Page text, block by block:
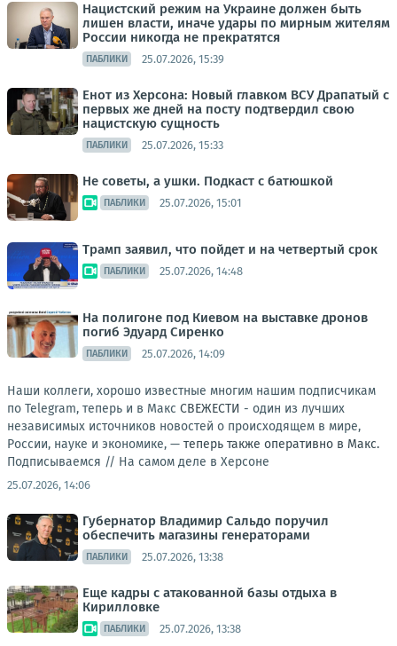
Нацистский режим на Украине должен быть
лишен власти, иначе удары по мирным жителям
России никогда не прекратятся
ПАБЛИКИ 25.07.2026, 15:39
Енот из Херсона: Новый главком ВСУ Драпатый с
первых же дней на посту подтвердил свою
нацистскую сущность
ПАБЛИКИ 25.07.2026, 15:33
Не советы, а ушки. Подкаст с батюшкой
ПАБЛИКИ 25.07.2026, 15:01
Трамп заявил, что пойдет и на четвертый срок
ПАБЛИКИ 25.07.2026, 14:48
На полигоне под Киевом на выставке дронов
погиб Эдуард Сиренко
ПАБЛИКИ 25.07.2026, 14:09
Наши коллеги, хорошо известные многим нашим подписчикам
по Telegram, теперь и в Maкс СВЕЖЕСТИ - один из лучших
независимых источников новостей о происходящем в мире,
России, науке и экономике, — теперь также оперативно в Макс.
Подписываемся // На самом деле в Херсоне
25.07.2026, 14:06
Губернатор Владимир Сальдо поручил
обеспечить магазины генераторами
ПАБЛИКИ 25.07.2026, 13:38
Еще кадры с атакованной базы отдыха в
Кирилловке
ПАБЛИКИ 25.07.2026, 13:38